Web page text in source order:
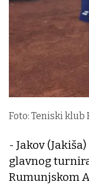
Foto: Teniski klub
- Jakov
glavnog
Rumunjskom